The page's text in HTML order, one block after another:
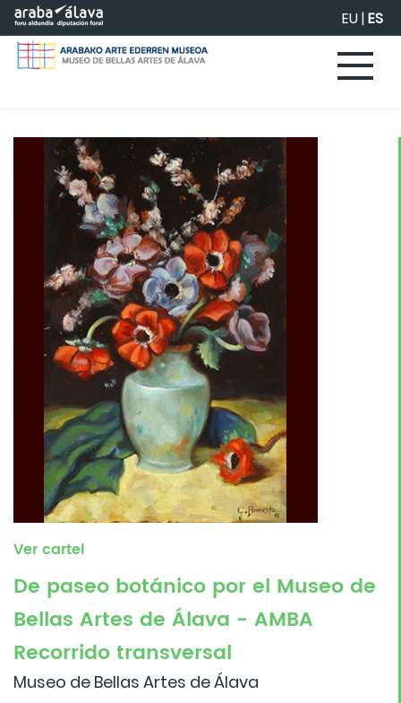
Saltar al contenido principal EU|ES
Ver cartel
De paseo botánico por el Museo de
Bellas Artes de Álava - AMBA
Recorrido transversal
Museo de Bellas Artes de Álava